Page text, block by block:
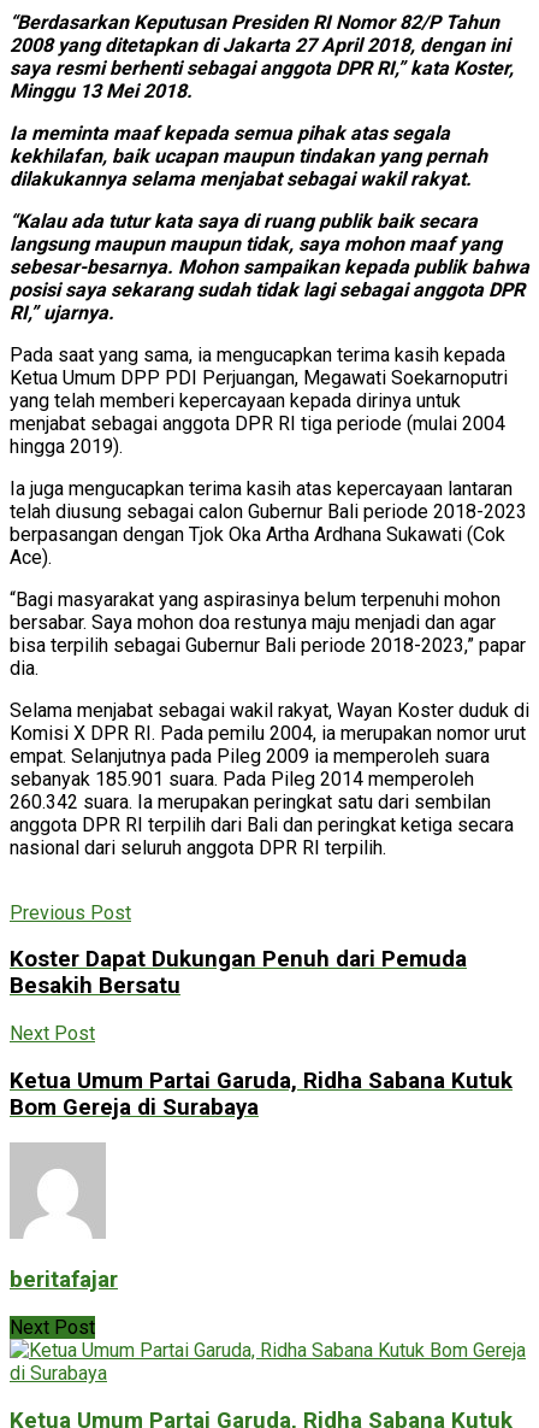
“Berdasarkan Keputusan Presiden RI Nomor 82/P Tahun
2008 yang ditetapkan di Jakarta 27 April 2018, dengan ini
saya resmi berhenti sebagai anggota DPR RI,” kata Koster,
Minggu 13 Mei 2018.
Ia meminta maaf kepada semua pihak atas segala
kekhilafan, baik ucapan maupun tindakan yang pernah
dilakukannya selama menjabat sebagai wakil rakyat.
“Kalau ada tutur kata saya di ruang publik baik secara
langsung maupun maupun tidak, saya mohon maaf yang
sebesar-besarnya. Mohon sampaikan kepada publik bahwa
posisi saya sekarang sudah tidak lagi sebagai anggota DPR
RI,” ujarnya.
Pada saat yang sama, ia mengucapkan terima kasih kepada
Ketua Umum DPP PDI Perjuangan, Megawati Soekarnoputri
yang telah memberi kepercayaan kepada dirinya untuk
menjabat sebagai anggota DPR RI tiga periode (mulai 2004
hingga 2019).
Ia juga mengucapkan terima kasih atas kepercayaan lantaran
telah diusung sebagai calon Gubernur Bali periode 2018-2023
berpasangan dengan Tjok Oka Artha Ardhana Sukawati (Cok
Ace).
“Bagi masyarakat yang aspirasinya belum terpenuhi mohon
bersabar. Saya mohon doa restunya maju menjadi dan agar
bisa terpilih sebagai Gubernur Bali periode 2018-2023,” papar
dia.
Selama menjabat sebagai wakil rakyat, Wayan Koster duduk di
Komisi X DPR RI. Pada pemilu 2004, ia merupakan nomor urut
empat. Selanjutnya pada Pileg 2009 ia memperoleh suara
sebanyak 185.901 suara. Pada Pileg 2014 memperoleh
260.342 suara. Ia merupakan peringkat satu dari sembilan
anggota DPR RI terpilih dari Bali dan peringkat ketiga secara
nasional dari seluruh anggota DPR RI terpilih.
Previous Post
Koster Dapat Dukungan Penuh dari Pemuda
Besakih Bersatu
Next Post
Ketua Umum Partai Garuda, Ridha Sabana Kutuk
Bom Gereja di Surabaya
beritafajar
Next Post
Ketua Umum Partai Garuda, Ridha Sabana Kutuk